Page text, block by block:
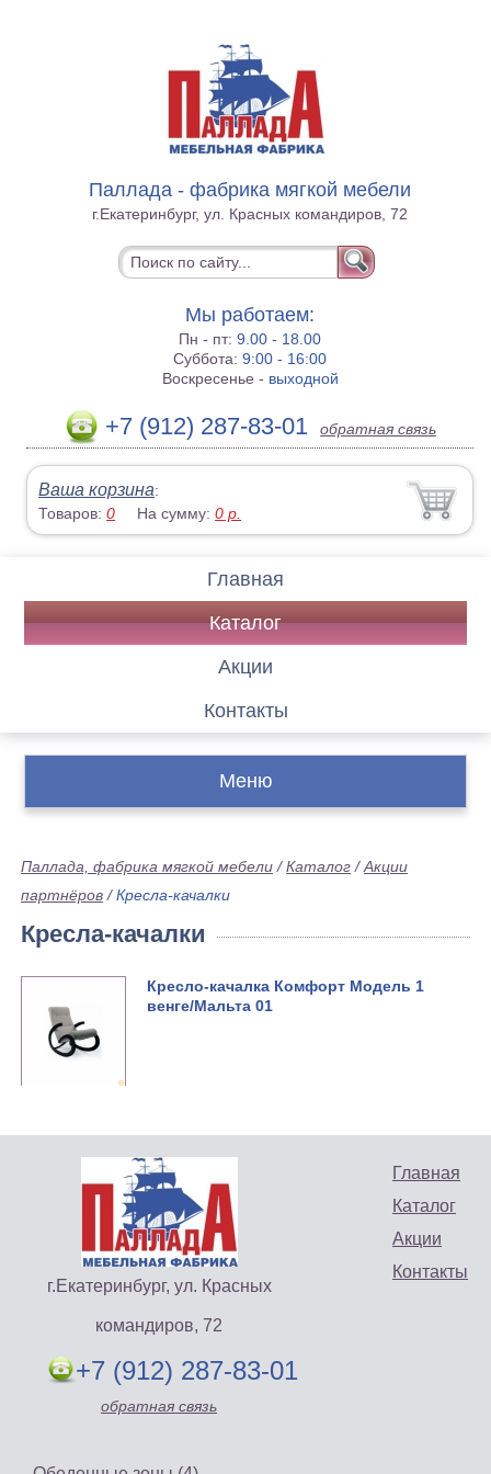
Паллада - фабрика мягкой мебели
г.Екатеринбург, ул. Красных командиров, 72
Мы работаем:
Пн - пт:9.00 - 18.00
Суббота:9:00 - 16:00
Воскресенье - выходной
+7 (912) 287-83-01 обратная связь
Ваша корзина:
Товаров:0 На сумму:0 р.
Главная
Каталог
Акции
Контакты
Меню
Паллада, фабрика мягкой мебели /Каталог /Акции
партнёров /Кресла-качалки
Кресла-качалки
Кресло-качалка Комфорт Модель 1
венге/Мальта 01
Главная
Каталог
Акции
Контакты
г.Екатеринбург, ул. Красных
командиров, 72
+7 (912) 287-83-01
обратная связь